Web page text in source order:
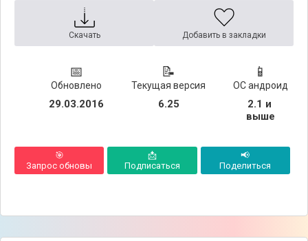
Скачать Добавить в закладки
📅
Обновлено
29.03.2016
📝
Текущая версия
6.25
📱
ОС андроид
2.1 и
выше
🎯
Запрос обновы
📩
Подписаться
📢
Поделиться